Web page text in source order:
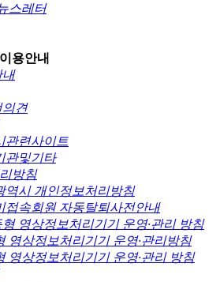
스레터
이용안내
내
의견
관련사이트
관및기타
방침
역시 개인정보처리방침
접속회원 자동탈퇴사전안내
형 영상정보처리기기 운영·관리 방침
영상정보처리기기 운영·관리방침
영상정보처리기기 운영·관리 방침